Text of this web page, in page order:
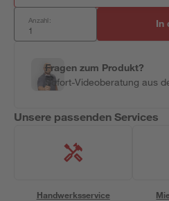
Anzahl: In
Fragen zum Produkt?
Sofort-Videoberatung aus
Unsere passenden Services
Handwerksservice